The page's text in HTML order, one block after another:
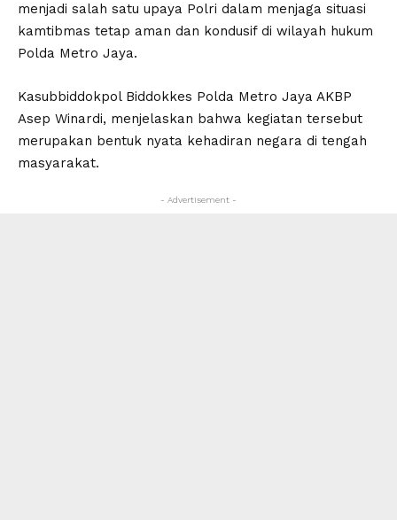
menjadi salah satu upaya Polri dalam menjaga situasi
kamtibmas tetap aman dan kondusif di wilayah hukum
Polda Metro Jaya.
Kasubbiddokpol Biddokkes Polda Metro Jaya AKBP
Asep Winardi, menjelaskan bahwa kegiatan tersebut
merupakan bentuk nyata kehadiran negara di tengah
masyarakat.
- Advertisement -